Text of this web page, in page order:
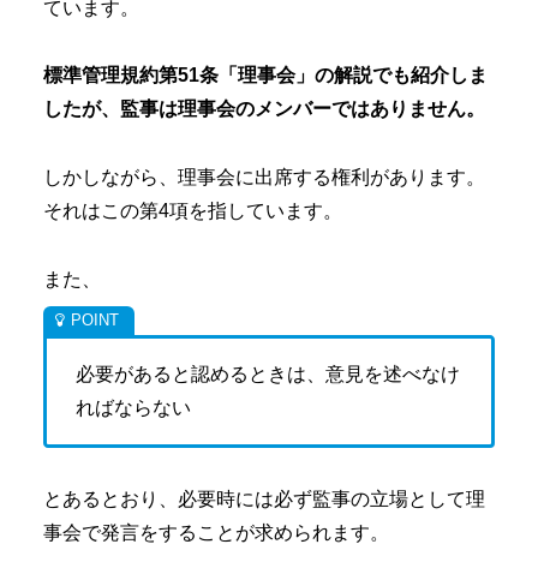
ています。
標準管理規約第51条「理事会」の解説でも紹介しま
したが、監事は理事会のメンバーではありません。
しかしながら、理事会に出席する権利があります。
それはこの第4項を指しています。
また、
必要があると認めるときは、意見を述べなけ
ればならない
とあるとおり、必要時には必ず監事の立場として理
事会で発言をすることが求められます。